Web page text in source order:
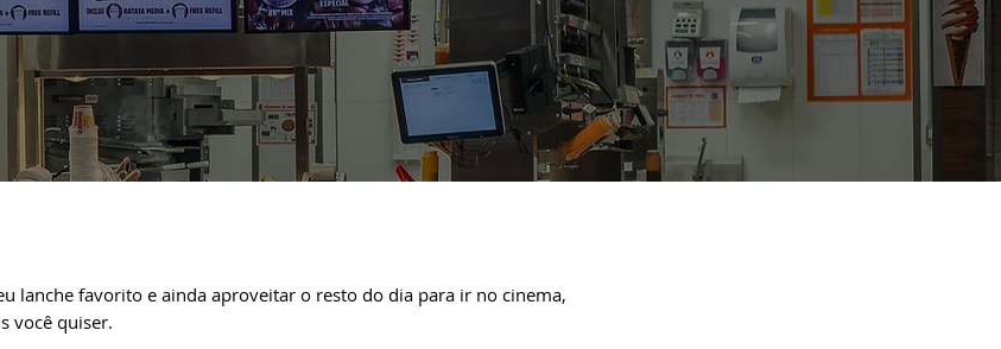
lanche favorito e ainda aproveitar o resto do dia para ir no cinema,
você quiser.